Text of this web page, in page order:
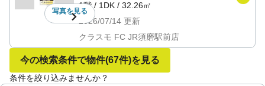
写真を見る
1階/ 1DK / 32.26㎡
2026/07/14 更新
クラスモ FC JR須磨駅前店
今の検索条件で物件(67件)を見る
条件を絞り込みませんか？